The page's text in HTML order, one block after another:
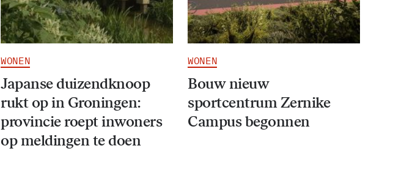
WONEN
Japanse duizendknoop
rukt op in Groningen:
provincie roept inwoners
op meldingen te doen
WONEN
Bouw nieuw
sportcentrum Zernike
Campus begonnen